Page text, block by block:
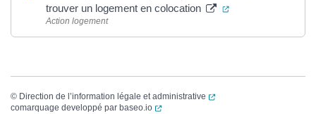
trouver un logement en colocation
(ouverture dans
Action logement
© Direction de l’information légale et administrative
(ouverture dans un
comarquage developpé par baseo.io (ouverture dans un nouvel onglet)